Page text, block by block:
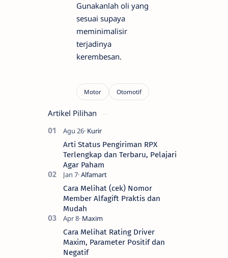
Gunakanlah oli yang
sesuai supaya
meminimalisir
terjadinya
kerembesan.
Artikel Pilihan
Arti Status Pengiriman RPX
Terlengkap dan Terbaru, Pelajari
Agar Paham
Cara Melihat (cek) Nomor
Member Alfagift Praktis dan
Mudah
Cara Melihat Rating Driver
Maxim, Parameter Positif dan
Negatif